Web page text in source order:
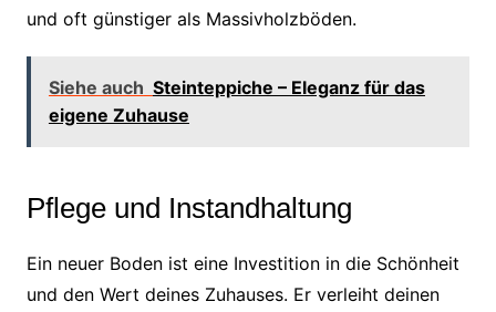
und oft günstiger als Massivholzböden.
Siehe auch Steinteppiche – Eleganz für das
eigene Zuhause
Pflege und Instandhaltung
Ein neuer Boden ist eine Investition in die Schönheit
und den Wert deines Zuhauses. Er verleiht deinen